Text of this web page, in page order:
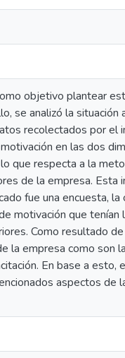
objetivo plantear
se analizó la
recolectados por
en las dos
que respecta a la
de la empresa.
fue una encuesta,
motivación que
Como resultado
la empresa como son
En base a
aspectos de